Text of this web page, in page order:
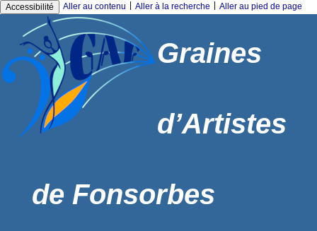
Accessibilité Aller au contenu Aller à la recherche Aller au pied de page
Graines
d’Artistes
de Fonsorbes